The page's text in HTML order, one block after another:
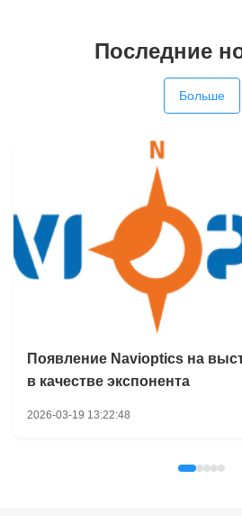
Последние
Больше
Появление Navioptics на
в качестве экспонента
2026-03-19 13:22:48